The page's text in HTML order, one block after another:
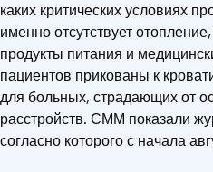
каких критических условиях
именно отсутствует
продукты питания и
пациентов прикованы к
для больных, страдающих от
расстройств. СММ показали
согласно которого с начала